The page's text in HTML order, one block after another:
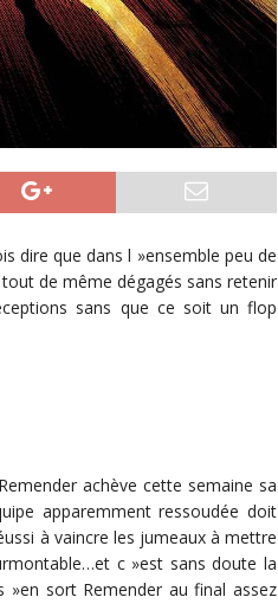
dire que dans l »ensemble peu de
de même dégagés sans retenir
sans que ce soit un flop
achève cette semaine sa
apparemment ressoudée doit
à vaincre les jumeaux à mettre
c »est sans doute la
sort Remender au final assez